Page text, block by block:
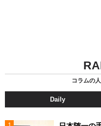
コラムの
Daily